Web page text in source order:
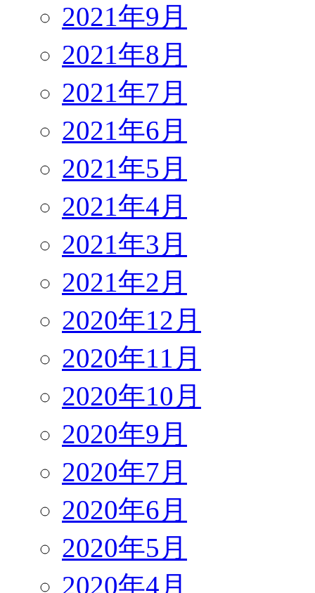
2021年9月
2021年8月
2021年7月
2021年6月
2021年5月
2021年4月
2021年3月
2021年2月
2020年12月
2020年11月
2020年10月
2020年9月
2020年7月
2020年6月
2020年5月
2020年4月